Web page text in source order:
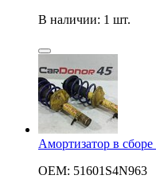
В наличии: 1 шт.
Амортизатор в
OEM: 51601S4N963